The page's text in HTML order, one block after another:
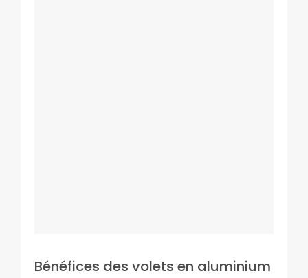
Bénéfices des volets en aluminium